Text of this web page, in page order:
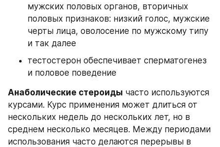
мужских половых органов, вторичных
половых признаков: низкий голос, мужские
черты лица, оволосение по мужскому типу
и так далее
тестостерон обеспечивает сперматогенез
и половое поведение
Анаболические стероиды часто используются
курсами. Курс применения может длиться от
нескольких недель до нескольких лет, но в
среднем несколько месяцев. Между периодами
использования часто делаются перерывы в